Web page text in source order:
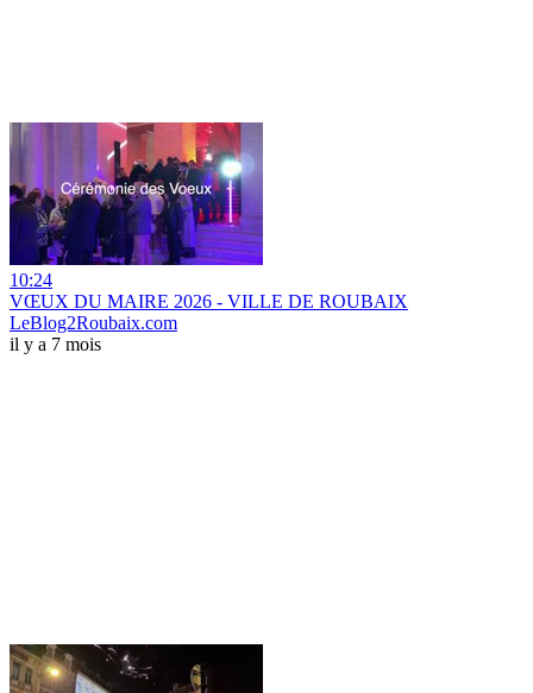
10:24
VŒUX DU MAIRE 2026 - VILLE DE ROUBAIX
LeBlog2Roubaix.com
il y a 7 mois